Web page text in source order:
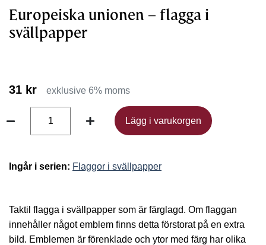
Europeiska unionen – flagga i
svällpapper
31 kr exklusive 6% moms
Lägg i varukorgen
Lägg i varukorgen
Ingår i serien: Flaggor i svällpapper
Taktil flagga i svällpapper som är färglagd. Om flaggan
innehåller något emblem finns detta förstorat på en extra
bild. Emblemen är förenklade och ytor med färg har olika